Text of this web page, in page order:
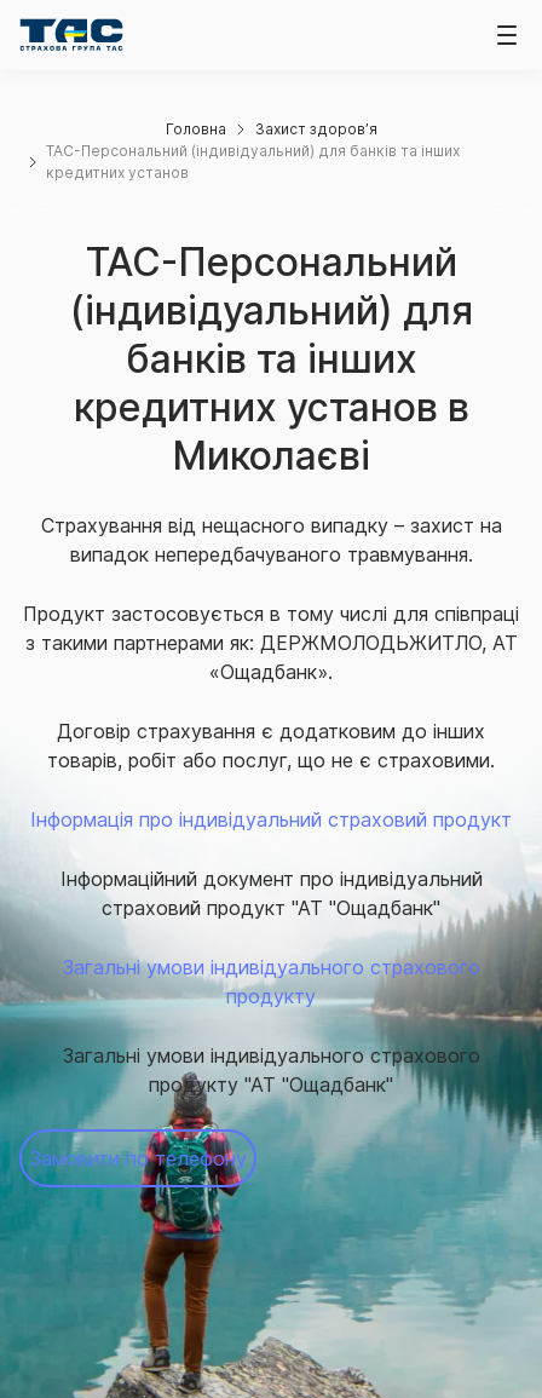
Головна
Захист здоров’я
ТАС-Персональний (індивідуальний) для банків та інших
кредитних установ
ТАС-Персональний
(індивідуальний) для
банків та інших
кредитних установ в
Миколаєві
Страхування від нещасного випадку – захист на
випадок непередбачуваного травмування.
Продукт застосовується в тому числі для співпраці
з такими партнерами як: ДЕРЖМОЛОДЬЖИТЛО, АТ
«Ощадбанк».
Договір страхування є додатковим до інших
товарів, робіт або послуг, що не є страховими.
Інформація про індивідуальний страховий продукт
Інформаційний документ про індивідуальний
страховий продукт "АТ "Ощадбанк"
Загальні умови індивідуального страхового
продукту
Загальні умови індивідуального страхового
продукту "АТ "Ощадбанк"
Замовити по телефону